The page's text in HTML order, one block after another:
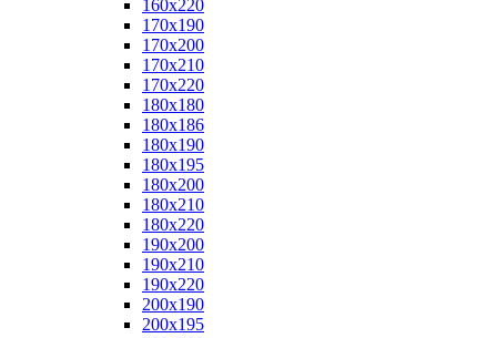
160x220
170x190
170x200
170x210
170x220
180x180
180x186
180x190
180x195
180x200
180x210
180x220
190x200
190x210
190x220
200x190
200x195